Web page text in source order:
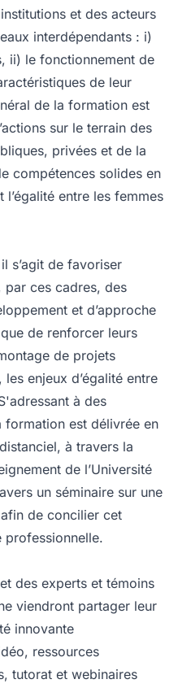
et des acteurs
interdépendants : i)
ii) le fonctionnement de
de leur
de la formation est
sur le terrain des
privées et de la
compétences solides en
entre les femmes
s’agit de favoriser
par ces cadres, des
et d’approche
de renforcer leurs
de projets
enjeux d’égalité entre
à des
est délivrée en
à travers la
de l’Université
un séminaire sur une
de concilier cet
des experts et témoins
viendront partager leur
innovante
ressources
tutorat et webinaires